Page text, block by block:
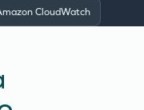
CloudWatch